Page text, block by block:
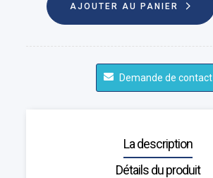
AJOUTER AU PANIER
Demande de contact
La description
Détails du produit